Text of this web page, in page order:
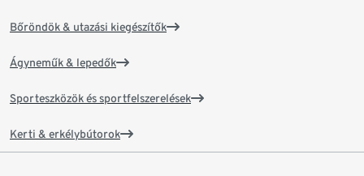
Bőröndök & utazási kiegészítők
Ágyneműk & lepedők
Sporteszközök és sportfelszerelések
Kerti & erkélybútorok